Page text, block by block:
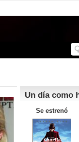
Un día como
Se estrenó